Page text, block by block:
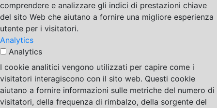
comprendere e analizzare gli indici di prestazioni chiave
del sito Web che aiutano a fornire una migliore esperienza
utente per i visitatori.
Analytics
Analytics
I cookie analitici vengono utilizzati per capire come i
visitatori interagiscono con il sito web. Questi cookie
aiutano a fornire informazioni sulle metriche del numero di
visitatori, della frequenza di rimbalzo, della sorgente del